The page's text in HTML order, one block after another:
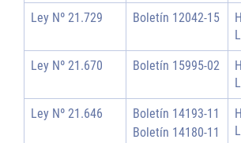
Ley Nº 21.729 Boletín 12042-15
Ley Nº 21.670 Boletín 15995-02
Ley Nº 21.646
Boletín 14193-11
Boletín 14180-11